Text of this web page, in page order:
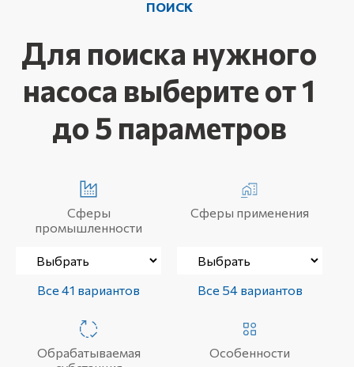
ПОИСК
Для поиска нужного
насоса выберите от 1
до 5 параметров
Сферы
промышленности
Все 41 вариантов
Сферы применения
Все 54 вариантов
Обрабатываемая
Особенности